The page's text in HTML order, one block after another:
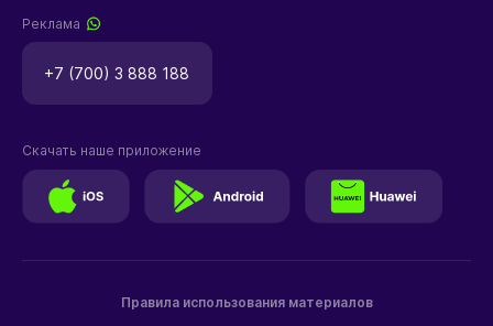
Реклама
+7 (700) 3 888 188
Правила использования материалов
Скачать наше приложение